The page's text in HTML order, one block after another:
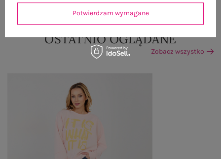
OSTATNIO OGLĄDANE
Zobacz wszystko
Potwierdzam wymagane